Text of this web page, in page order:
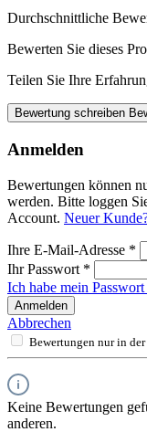
Durchschnittliche
Bewerten Sie dieses
Teilen Sie Ihre
Bewertung schreiben
Anmelden
Bewertungen können
werden. Bitte loggen
Account. Neuer
Ihre E-Mail-Adresse *
Ihr Passwort *
Ich habe mein Passwort
Anmelden
Abbrechen
Bewertungen nur in
Keine Bewertungen
anderen.